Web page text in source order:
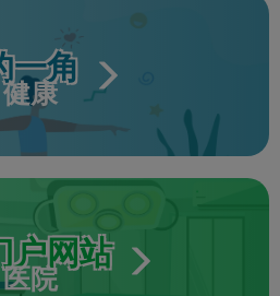
一角
健康
户网站
医院